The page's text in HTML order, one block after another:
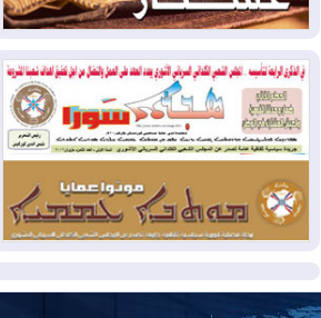
2026-08-03
أوامر بإجلاء 60 ألف شخص
بسبب الحرائق في ولاية واشنطن
2026-08-02
مشروع "حسابي" يُمهل
الموظفين حتى نهاية أغسطس لاستلام
بطاقاتهم المصرفية
2026-08-02دمشق وعمّان تحذران بغداد:
أي هجوم من أراضي العراق سيواجه برد
المزيد